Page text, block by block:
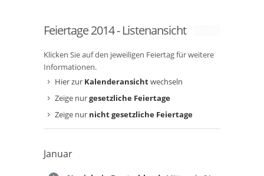
Feiertage 2014 - Listenansicht
Klicken Sie auf den jeweiligen Feiertag für weitere
Informationen.
Hier zur Kalenderansichtwechseln
Zeige nurgesetzliche Feiertage
Zeige nur nicht gesetzliche Feiertage
Januar